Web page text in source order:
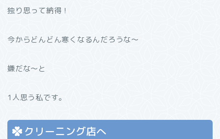
独り思って納得！
今からどんどん寒くなるんだろうな〜
嫌だな〜と
1人思う私です。
クリーニング店へ